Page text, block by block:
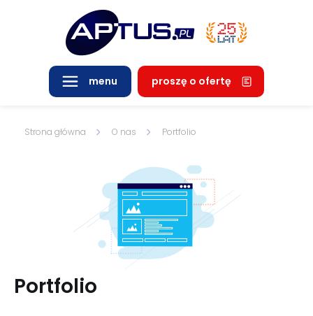
menu proszę o ofertę
Strona główna O nas Portfolio
Portfolio